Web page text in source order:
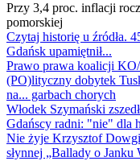
Przy 3,4 proc. inflacji
pomorskiej
Czytaj historię u źródła.
Gdańsk upamiętnił...
Prawo prawa koalicji
(PO)lityczny dobytek
na... garbach chorych
Włodek Szymański
Gdańscy radni: "nie" dla
Nie żyje Krzysztof
słynnej „Ballady o Janku